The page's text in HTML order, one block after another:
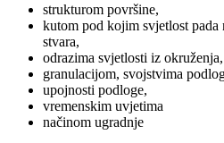
strukturom površine,
kutom pod kojim svjetlost pada
stvara,
odrazima svjetlosti iz okruženja,
granulacijom, svojstvima
upojnosti podloge,
vremenskim uvjetima
načinom ugradnje